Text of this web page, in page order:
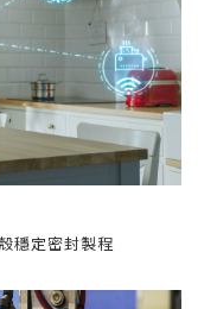
穩定密封製程